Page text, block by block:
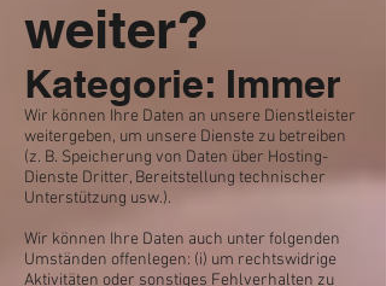
weiter?
Kategorie: Immer
Wir können Ihre Daten an unsere Dienstleister
weitergeben, um unsere Dienste zu betreiben
(z. B. Speicherung von Daten über Hosting-
Dienste Dritter, Bereitstellung technischer
Unterstützung usw.).
Wir können Ihre Daten auch unter folgenden
Umständen offenlegen: (i) um rechtswidrige
Aktivitäten oder sonstiges Fehlverhalten zu